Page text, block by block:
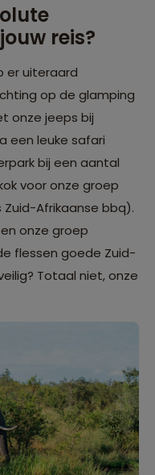
reis?
er uiteraard
op de glamping
onze jeeps bij
een leuke safari
bij een aantal
voor onze groep
Afrikaanse bbq).
onze groep
flessen goede Zuid-
Totaal niet, onze